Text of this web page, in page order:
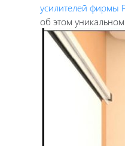
усилителей фирмы
об этом